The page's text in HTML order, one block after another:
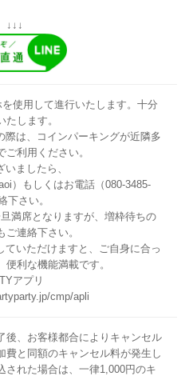
使用して進行いたします。十分
たします。
際は、コインパーキングが近隣多
利用ください。
ましたら、
）もしくはお電話（080-3485-
下さい。
満席となりますが、増枠待ちの
連絡下さい。
ていただけますと、ご自身に合っ
便利な機能満載です。
アプリ
cmp/apli
後、お客様都合によりキャンセル
費と同額のキャンセル料が発生し
された場合は、一律1,000円のキ